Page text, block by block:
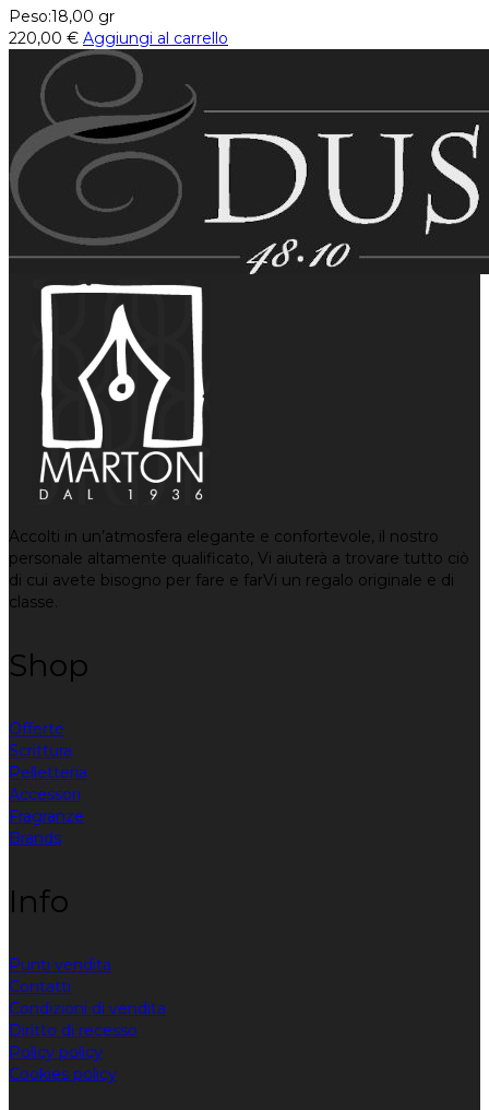
Peso:18,00 gr
220,00 € Aggiungi al carrello
Accolti in un’atmosfera elegante e confortevole, il nostro
personale altamente qualificato, Vi aiuterà a trovare tutto ciò
di cui avete bisogno per fare e farVi un regalo originale e di
classe.
Shop
Offerte
Scrittura
Pelletteria
Accessori
Fragranze
Brands
Info
Punti vendita
Contatti
Condizioni di vendita
Diritto di recesso
Policy policy
Cookies policy